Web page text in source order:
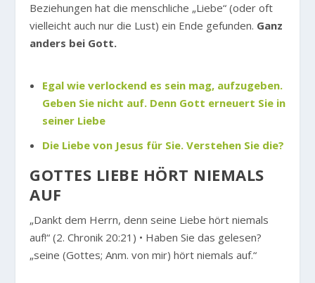
Beziehungen hat die menschliche „Liebe“ (oder oft
vielleicht auch nur die Lust) ein Ende gefunden. Ganz
anders bei Gott.
Egal wie verlockend es sein mag, aufzugeben.
Geben Sie nicht auf. Denn Gott erneuert Sie in
seiner Liebe
Die Liebe von Jesus für Sie. Verstehen Sie die?
GOTTES LIEBE HÖRT NIEMALS
AUF
„Dankt dem Herrn, denn seine Liebe hört niemals
auf!“ (2. Chronik 20:21) • Haben Sie das gelesen?
„seine (Gottes; Anm. von mir) hört niemals auf.“